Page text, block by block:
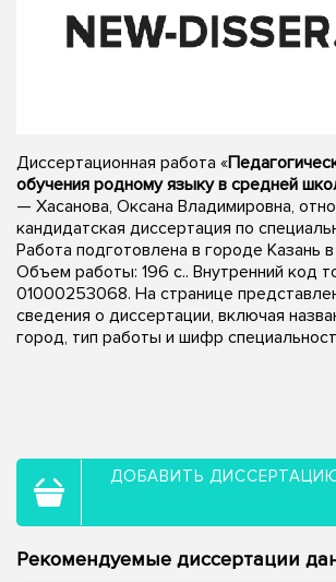
Диссертационная работа «
обучения родному языку в средней
— Хасанова, Оксана Владимировна,
кандидатская диссертация по
Работа подготовлена в городе Казань
Объем работы: 196 с.. Внутренний код
01000253068. На странице
сведения о диссертации, включая
город, тип работы и шифр
ДОБАВИТЬ
Рекомендуемые диссертации